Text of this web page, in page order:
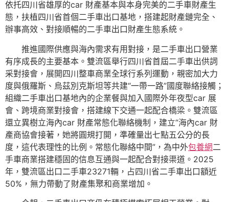
依托四川省雄厚的car 財產基本與本身完美的二手車財產生
態，扶植四川省首個二手車出口基地，搭建起財產鏈完全、
辦事高效、對接順暢的二手車出口財產生態系統。
推進國際供應與海內需求有用對接，是二手車出口營業
有序成長的主要基本。雙流區舉行四川省首屆二手車出供詞
采對接會，展開四川整車商業全球行系列運動，親密加大力
度與俄羅斯、烏茲別克斯坦等共建“一帶一路”國度聯絡接觸；
組織二手車出口基地內的企業餐與加入國際外年夜型car 展
會、跨境商業對接會，搭建線下交通一起配合橋梁。雙流區
還立異樹立海內car 財產常態化聯絡機制，建立“海內car 財
產商協會接著，她將圓規打開，準確量出七點五公分的長
度，這代表理性的比例。常態化聯絡中間”，為中外包養網二
手車商業搭建穩固的信息互通與一起配合對接渠道。2025
年，雙流區出口二手車23271輛，占四川省二手車出口額近
50%，無力帶動了財產集聚和商業增加。